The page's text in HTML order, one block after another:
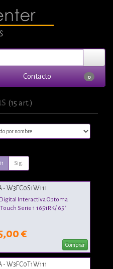
Contacto 0
(15 art.)
Sig.
- W3FC0S1W111
Interactiva Optoma
Serie 1 1651RK/ 65"
€
Comprar
- W3FC0T1W111